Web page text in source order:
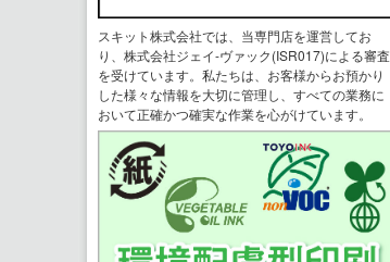
スキット株式会社では、当専門店を運営してお
り、株式会社ジェイ-ヴァック(ISR017)による審査
を受けています。私たちは、お客様からお預かり
した様々な情報を大切に管理し、すべての業務に
おいて正確かつ確実な作業を心がけています。